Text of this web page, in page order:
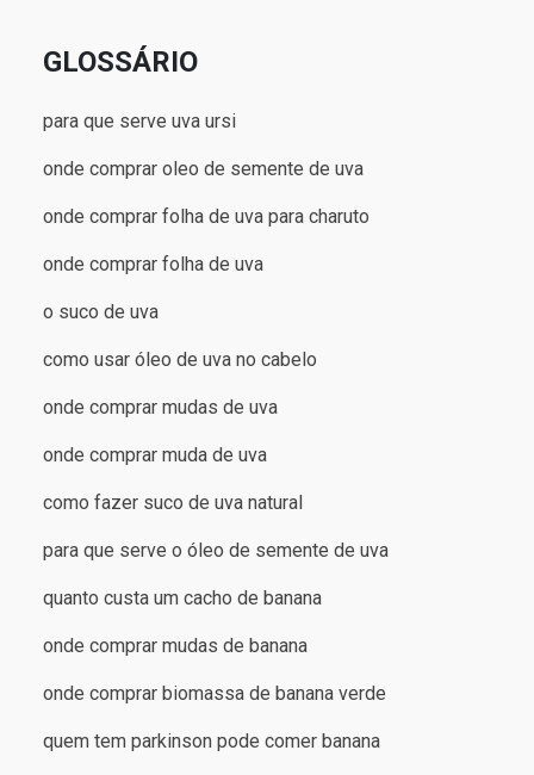
GLOSSÁRIO
para que serve uva ursi
onde comprar oleo de semente de uva
onde comprar folha de uva para charuto
onde comprar folha de uva
o suco de uva
como usar óleo de uva no cabelo
onde comprar mudas de uva
onde comprar muda de uva
como fazer suco de uva natural
para que serve o óleo de semente de uva
quanto custa um cacho de banana
onde comprar mudas de banana
onde comprar biomassa de banana verde
quem tem parkinson pode comer banana